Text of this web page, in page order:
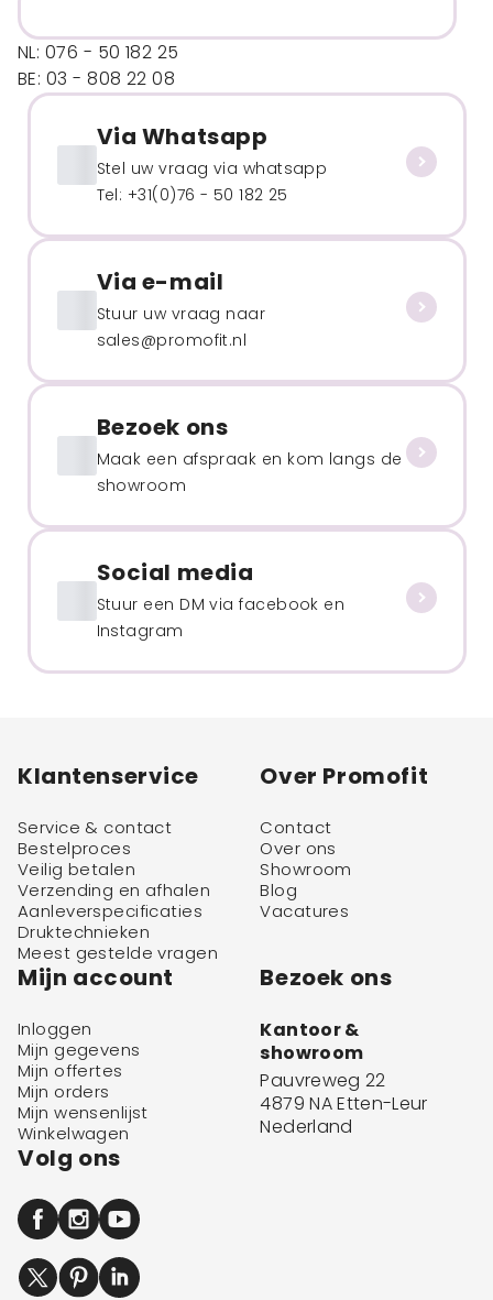
NL: 076 - 50 182 25
BE: 03 - 808 22 08
Via Whatsapp
Stel uw vraag via whatsapp
Tel: +31(0)76 - 50 182 25
Via e-mail
Stuur uw vraag naar
sales@promofit.nl
Bezoek ons
Maak een afspraak en kom langs de
showroom
Social media
Stuur een DM via facebook en
Instagram
Klantenservice
Service & contact
Bestelproces
Veilig betalen
Verzending en afhalen
Aanleverspecificaties
Druktechnieken
Meest gestelde vragen
Over Promofit
Contact
Over ons
Showroom
Blog
Vacatures
Mijn account
Inloggen
Mijn gegevens
Mijn offertes
Mijn orders
Mijn wensenlijst
Winkelwagen
Bezoek ons
Kantoor &
showroom
Pauvreweg 22
4879 NA Etten-Leur
Nederland
Volg ons